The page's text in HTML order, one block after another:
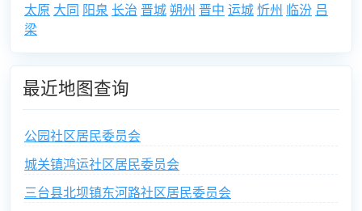
太原 大同 阳泉 长治 晋城朔州 晋中 运城忻州 临汾 吕
梁
最近地图查询
公园社区居民委员会
城关镇鸿运社区居民委员会
三台县北坝镇东河路社区居民委员会